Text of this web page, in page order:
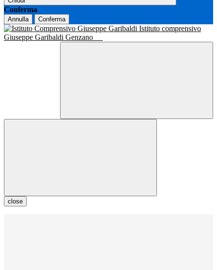
Conferma
Annulla Conferma
Istituto comprensivo
Giuseppe Garibaldi Genzano
close